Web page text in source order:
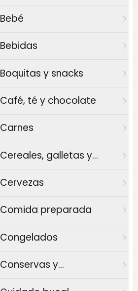
Bebé
Bebidas
Boquitas y snacks
Café, té y chocolate
Carnes
Cereales, galletas y
Cervezas
Comida preparada
Congelados
Conservas y